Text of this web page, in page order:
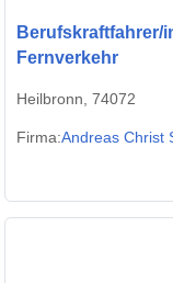
Berufskraftfahrer/
Fernverkehr
Heilbronn, 74072
Firma:Andreas Christ